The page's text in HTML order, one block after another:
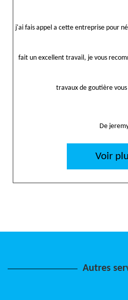
j'ai fais appel a cette entreprise pour
fait un excellent travail, je vous
travaux de goutière vous
De
Voir
Autres